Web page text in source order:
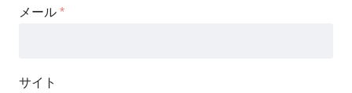
メール *
サイト